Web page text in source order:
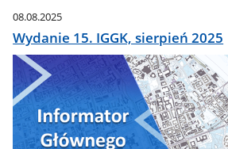
08.08.2025
Wydanie 15. IGGK, sierpień 2025